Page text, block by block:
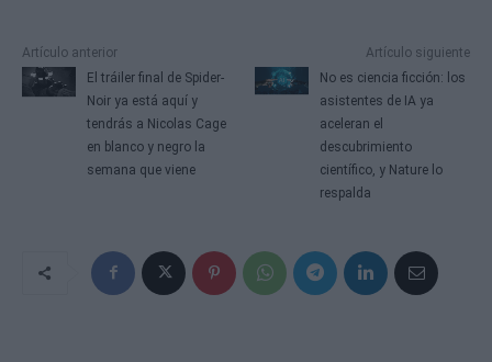
Artículo anterior
El tráiler final de Spider-
Noir ya está aquí y
tendrás a Nicolas Cage
en blanco y negro la
semana que viene
Artículo siguiente
No es ciencia ficción: los
asistentes de IA ya
aceleran el
descubrimiento
científico, y Nature lo
respalda